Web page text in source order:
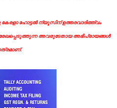
ഹോട്ടൽ ന്യൂസിന് ഉത്തരവാദിത്ത്വം
രേഖപ്പെടുത്തുന്ന അവരുടേതായ അഭിപ്രായങ്ങൾ